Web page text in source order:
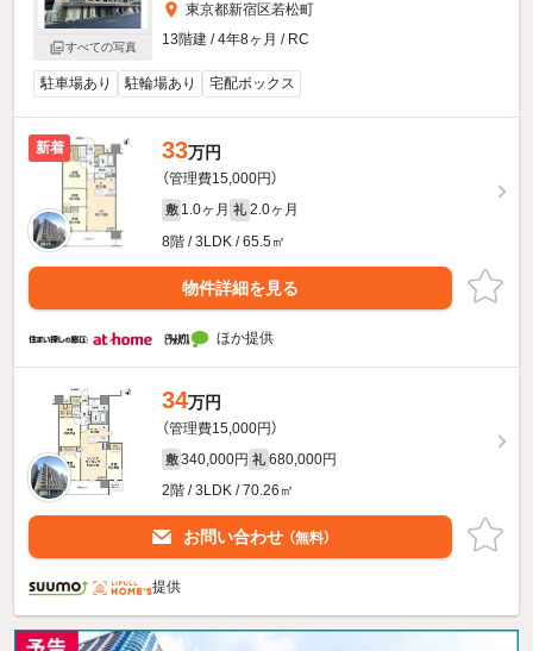
すべての写真
東京都新宿区若松町
13階建 / 4年8ヶ月 / RC
駐車場あり 駐輪場あり 宅配ボックス
新着 33万円
（管理費15,000円）
敷 1.0ヶ月 礼 2.0ヶ月
8階 / 3LDK / 65.5㎡
物件詳細を見る
ほか提供
34万円
（管理費15,000円）
敷 340,000円 礼 680,000円
2階 / 3LDK / 70.26㎡
お問い合わせ （無料）
提供